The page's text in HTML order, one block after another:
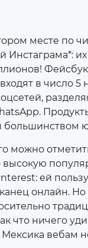
месте по
Инстаграма*: их
в число 5
большинством
можно
высокую
ей
онлайн.
что ничего
Мексика вебам